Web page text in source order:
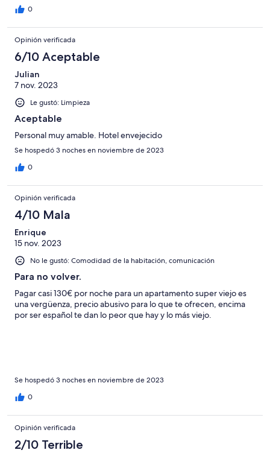
0
Opinión verificada
6/10 Aceptable
Julian
7 nov. 2023
Le gustó: Limpieza
Aceptable
Personal muy amable. Hotel envejecido
Se hospedó 3 noches en noviembre de 2023
0
Opinión verificada
4/10 Mala
Enrique
15 nov. 2023
No le gustó: Comodidad de la habitación, comunicación
Para no volver.
Pagar casi 130€ por noche para un apartamento super viejo es
una vergüenza, precio abusivo para lo que te ofrecen, encima
por ser español te dan lo peor que hay y lo más viejo.
Se hospedó 3 noches en noviembre de 2023
0
Opinión verificada
2/10 Terrible